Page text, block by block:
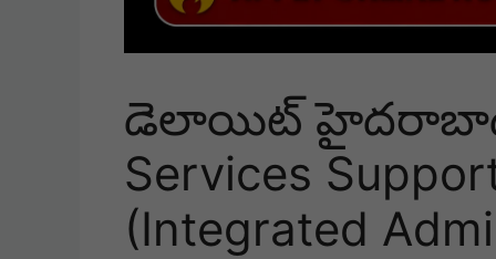
డెలాయిట్ హైదరాబాద్
Services
(Integrated